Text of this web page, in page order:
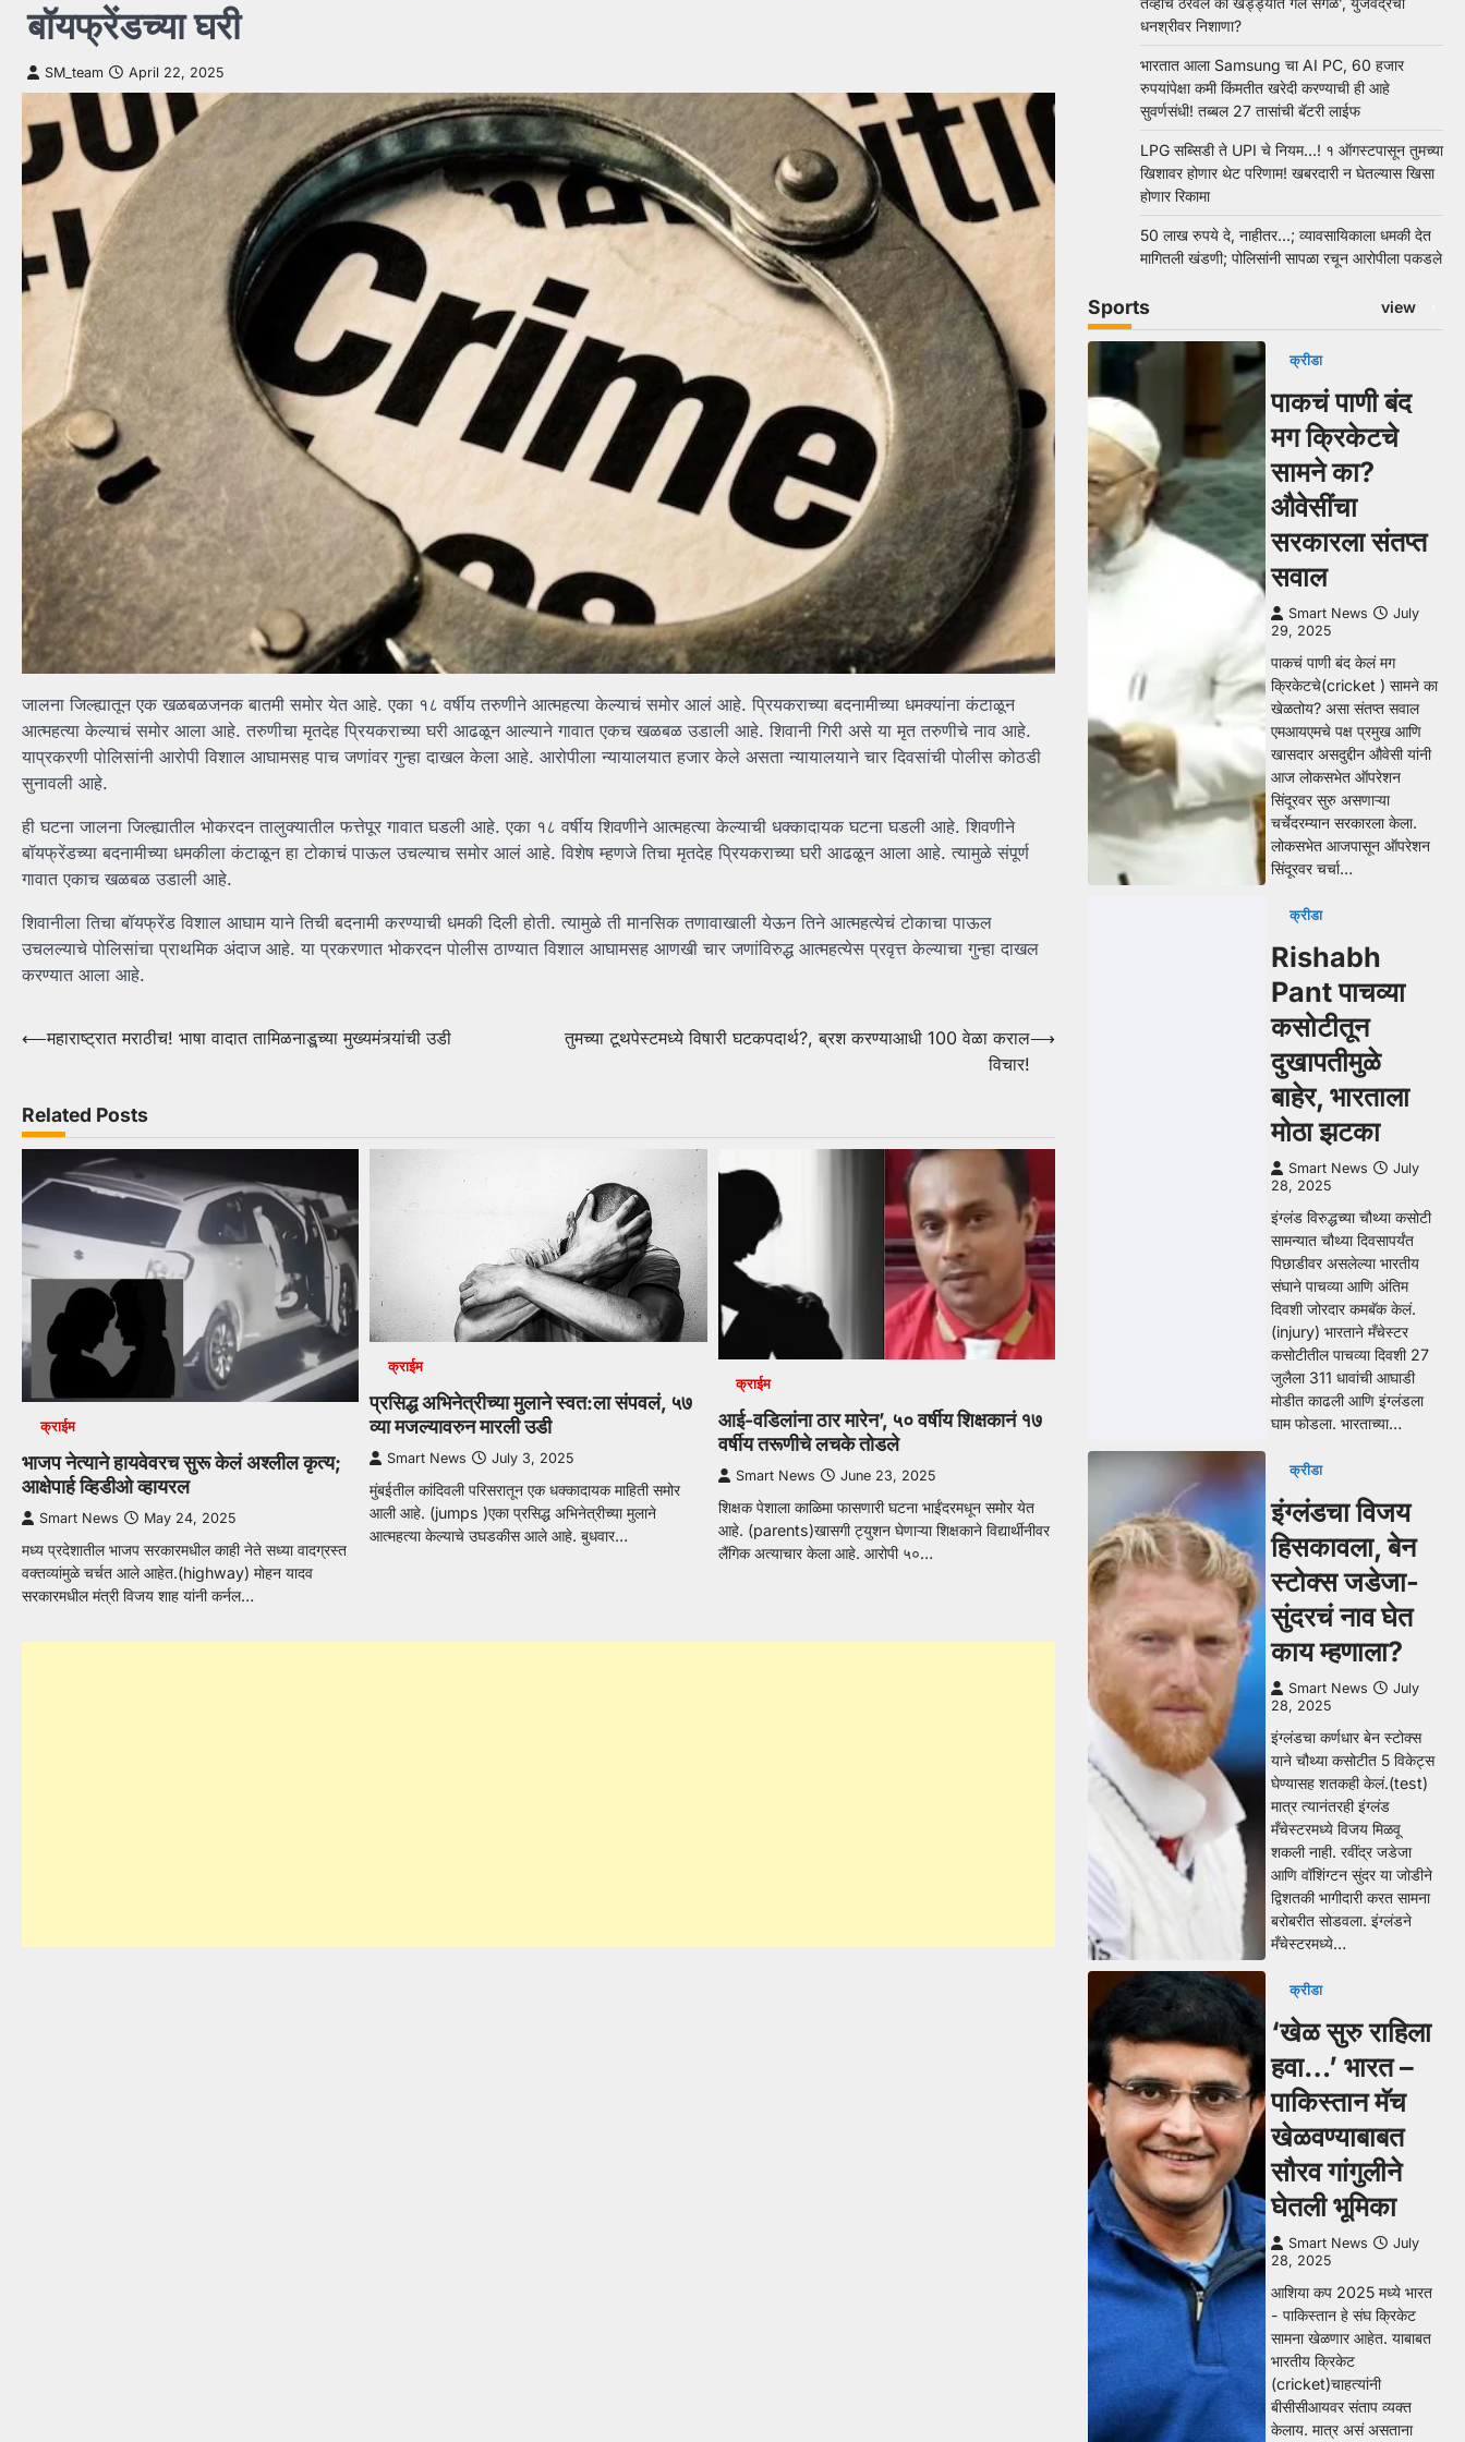
बॉयफ्रेंडच्या घरी
SM_team April 22, 2025
जालना जिल्ह्यातून एक खळबळजनक बातमी समोर येत आहे. एका १८ वर्षीय तरुणीने आत्महत्या केल्याचं समोर आलं आहे. प्रियकराच्या बदनामीच्या धमक्यांना कंटाळून
आत्महत्या केल्याचं समोर आला आहे. तरुणीचा मृतदेह प्रियकराच्या घरी आढळून आल्याने गावात एकच खळबळ उडाली आहे. शिवानी गिरी असे या मृत तरुणीचे नाव आहे.
याप्रकरणी पोलिसांनी आरोपी विशाल आघामसह पाच जणांवर गुन्हा दाखल केला आहे. आरोपीला न्यायालयात हजार केले असता न्यायालयाने चार दिवसांची पोलीस कोठडी
सुनावली आहे.
ही घटना जालना जिल्ह्यातील भोकरदन तालुक्यातील फत्तेपूर गावात घडली आहे. एका १८ वर्षीय शिवणीने आत्महत्या केल्याची धक्कादायक घटना घडली आहे. शिवणीने
बॉयफ्रेंडच्या बदनामीच्या धमकीला कंटाळून हा टोकाचं पाऊल उचल्याच समोर आलं आहे. विशेष म्हणजे तिचा मृतदेह प्रियकराच्या घरी आढळून आला आहे. त्यामुळे संपूर्ण
गावात एकाच खळबळ उडाली आहे.
शिवानीला तिचा बॉयफ्रेंड विशाल आघाम याने तिची बदनामी करण्याची धमकी दिली होती. त्यामुळे ती मानसिक तणावाखाली येऊन तिने आत्महत्येचं टोकाचा पाऊल
उचलल्याचे पोलिसांचा प्राथमिक अंदाज आहे. या प्रकरणात भोकरदन पोलीस ठाण्यात विशाल आघामसह आणखी चार जणांविरुद्ध आत्महत्येस प्रवृत्त केल्याचा गुन्हा दाखल
करण्यात आला आहे.
Post
⟵महाराष्ट्रात मराठीच! भाषा वादात तामिळनाडू्च्या मुख्यमंत्र्यांची उडी
तुमच्या टूथपेस्टमध्ये विषारी घटकपदार्थ?, ब्रश करण्याआधी 100 वेळा कराल
विचार!
⟶
Related Posts
क्राईम
भाजप नेत्याने हायवेवरच सुरू केलं अश्लील कृत्य;
आक्षेपार्ह व्हिडीओ व्हायरल
Smart News May 24, 2025
मध्य प्रदेशातील भाजप सरकारमधील काही नेते सध्या वादग्रस्त
वक्तव्यांमुळे चर्चत आले आहेत.(highway) मोहन यादव
सरकारमधील मंत्री विजय शाह यांनी कर्नल…
क्राईम
प्रसिद्ध अभिनेत्रीच्या मुलाने स्वत:ला संपवलं, ५७
व्या मजल्यावरुन मारली उडी
Smart News July 3, 2025
मुंबईतील कांदिवली परिसरातून एक धक्कादायक माहिती समोर
आली आहे. (jumps )एका प्रसिद्ध अभिनेत्रीच्या मुलाने
आत्महत्या केल्याचे उघडकीस आले आहे. बुधवार…
क्राईम
आई-वडिलांना ठार मारेन’, ५० वर्षीय शिक्षकानं १७
वर्षीय तरूणीचे लचके तोडले
Smart News June 23, 2025
शिक्षक पेशाला काळिमा फासणारी घटना भाईंदरमधून समोर येत
आहे. (parents)खासगी ट्युशन घेणाऱ्या शिक्षकाने विद्यार्थीनीवर
लैंगिक अत्याचार केला आहे. आरोपी ५०…
धनश्रीवर निशाणा?
भारतात आला Samsung चा AI PC, 60 हजार
रुपयांपेक्षा कमी किंमतीत खरेदी करण्याची ही आहे
सुवर्णसंधी! तब्बल 27 तासांची बॅटरी लाईफ
LPG सब्सिडी ते UPI चे नियम…! १ ऑगस्टपासून तुमच्या
खिशावर होणार थेट परिणाम! खबरदारी न घेतल्यास खिसा
होणार रिकामा
50 लाख रुपये दे, नाहीतर…; व्यावसायिकाला धमकी देत
मागितली खंडणी; पोलिसांनी सापळा रचून आरोपीला पकडले
Sports view
क्रीडा
पाकचं पाणी बंद
मग क्रिकेटचे
सामने का?
औवेसींचा
सरकारला संतप्त
सवाल
Smart News
July
29, 2025
पाकचं पाणी बंद केलं मग
क्रिकेटचे(cricket ) सामने का
खेळतोय? असा संतप्त सवाल
एमआयएमचे पक्ष प्रमुख आणि
खासदार असदुद्दीन औवेसी यांनी
आज लोकसभेत ऑपरेशन
सिंदूरवर सुरु असणाऱ्या
चर्चेदरम्यान सरकारला केला.
लोकसभेत आजपासून ऑपरेशन
सिंदूरवर चर्चा…
क्रीडा
Rishabh
Pant पाचव्या
कसोटीतून
दुखापतीमुळे
बाहेर, भारताला
मोठा झटका
Smart News
July
28, 2025
इंग्लंड विरुद्धच्या चौथ्या कसोटी
सामन्यात चौथ्या दिवसापर्यंत
पिछाडीवर असलेल्या भारतीय
संघाने पाचव्या आणि अंतिम
दिवशी जोरदार कमबॅक केलं.
(injury) भारताने मँचेस्टर
कसोटीतील पाचव्या दिवशी 27
जुलैला 311 धावांची आघाडी
मोडीत काढली आणि इंग्लंडला
घाम फोडला. भारताच्या…
क्रीडा
इंग्लंडचा विजय
हिसकावला, बेन
स्टोक्स जडेजा-
सुंदरचं नाव घेत
काय म्हणाला?
Smart News
July
28, 2025
इंग्लंडचा कर्णधार बेन स्टोक्स
याने चौथ्या कसोटीत 5 विकेट्स
घेण्यासह शतकही केलं.(test)
मात्र त्यानंतरही इंग्लंड
मँचेस्टरमध्ये विजय मिळवू
शकली नाही. रवींद्र जडेजा
आणि वॉशिंग्टन सुंदर या जोडीने
द्विशतकी भागीदारी करत सामना
बरोबरीत सोडवला. इंग्लंडने
मँचेस्टरमध्ये…
क्रीडा
‘खेळ सुरु राहिला
हवा…’ भारत –
पाकिस्तान मॅच
खेळवण्याबाबत
सौरव गांगुलीने
घेतली भूमिका
Smart News
July
28, 2025
आशिया कप 2025 मध्ये भारत
- पाकिस्तान हे संघ क्रिकेट
सामना खेळणार आहेत. याबाबत
भारतीय क्रिकेट
(cricket)चाहत्यांनी
बीसीसीआयवर संताप व्यक्त
केलाय. मात्र असं असताना